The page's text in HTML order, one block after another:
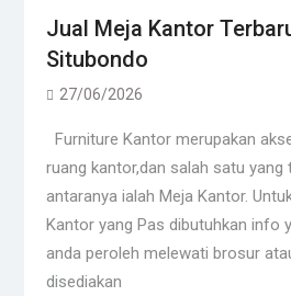
Jual Meja Kantor
Situbondo
27/06/2026
Furniture Kantor merupakan
ruang kantor,dan salah satu yang
antaranya ialah Meja Kantor.
Kantor yang Pas dibutuhkan info
anda peroleh melewati brosur
disediakan